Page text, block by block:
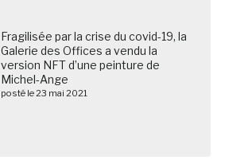
Fragilisée par la crise du covid-19, la
Galerie des Offices a vendu la
version NFT d’une peinture de
Michel-Ange
posté le 23 mai 2021